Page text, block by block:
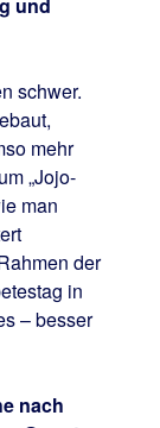
und
schwer.
mehr
„Jojo-
man
der
in
– besser
nach